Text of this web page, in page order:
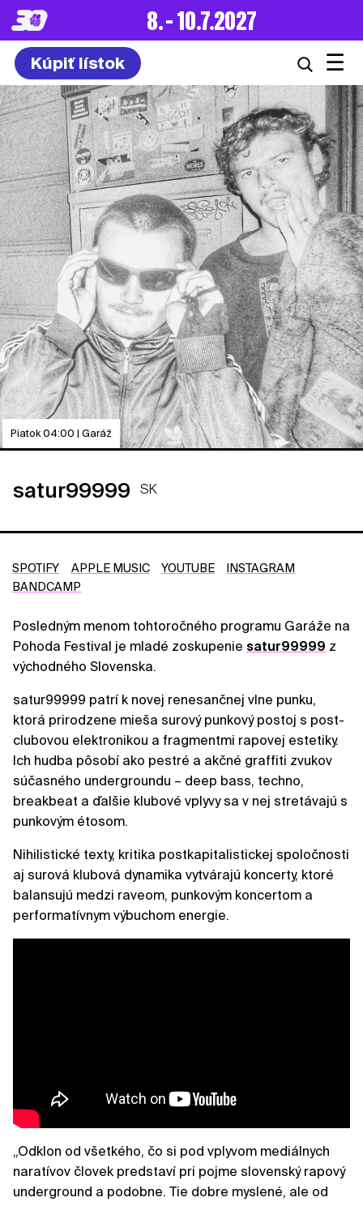
8. – 10.7.2027
Kúpiť lístok ☰
Piatok 04:00 | Garáž
satur99999 SK
SPOTIFY APPLE MUSIC YOUTUBE
INSTAGRAM
BANDCAMP
Posledným menom tohtoročného programu Garáže na
Pohoda Festival je mladé zoskupenie satur99999 z
východného Slovenska.
satur99999 patrí k novej renesančnej vlne punku,
ktorá prirodzene mieša surový punkový postoj s post-
clubovou elektronikou a fragmentmi rapovej estetiky.
Ich hudba pôsobí ako pestré a akčné graffiti zvukov
súčasného undergroundu – deep bass, techno,
breakbeat a ďalšie klubové vplyvy sa v nej stretávajú s
punkovým étosom.
Nihilistické texty, kritika postkapitalistickej spoločnosti
aj surová klubová dynamika vytvárajú koncerty, ktoré
balansujú medzi raveom, punkovým koncertom a
performatívnym výbuchom energie.
„Odklon od všetkého, čo si pod vplyvom mediálnych
naratívov človek predstaví pri pojme slovenský rapový
underground a podobne. Tie dobre myslené, ale od